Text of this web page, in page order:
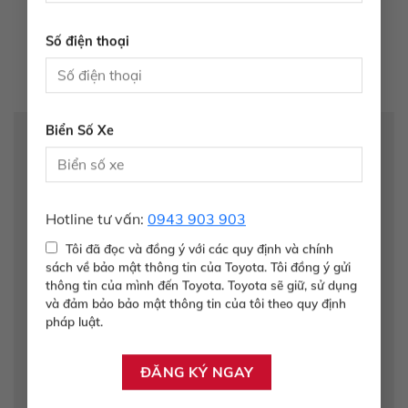
Số điện thoại
Biển Số Xe
Hotline tư vấn: 0943 903 903
Tôi đã đọc và đồng ý với các quy định và chính
sách về bảo mật thông tin của Toyota. Tôi đồng ý gửi
thông tin của mình đến Toyota. Toyota sẽ giữ, sử dụng
và đảm bảo bảo mật thông tin của tôi theo quy định
pháp luật.
Để lại một bình luận
Email của bạn sẽ không được hiển thị công khai.
Bình luận*